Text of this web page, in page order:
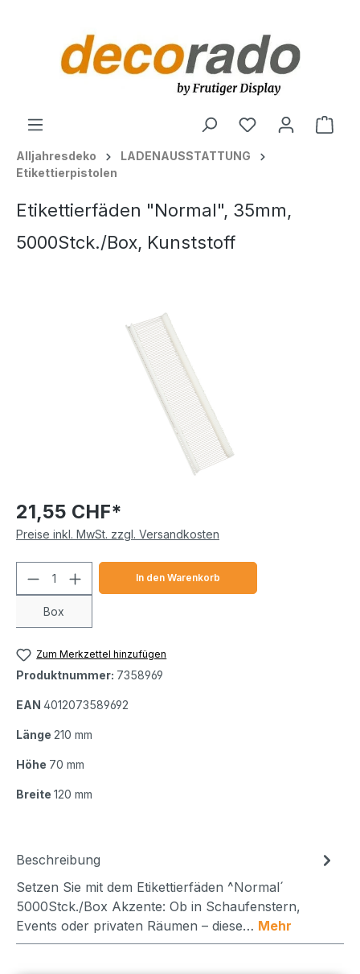
Alljahresdeko
LADENAUSSTATTUNG
Etikettierpistolen
Etikettierfäden "Normal", 35mm,
5000Stck./Box, Kunststoff
21,55 CHF*
Preise inkl. MwSt. zzgl. Versandkosten
Produkt Anzahl: Gib den
Box
In den Warenkorb
Zum Merkzettel hinzufügen
Produktnummer: 7358969
EAN 4012073589692
Länge 210 mm
Höhe 70 mm
Breite 120 mm
Beschreibung
Setzen Sie mit dem Etikettierfäden ^Normal´
5000Stck./Box Akzente: Ob in Schaufenstern,
Events oder privaten Räumen – diese… Mehr